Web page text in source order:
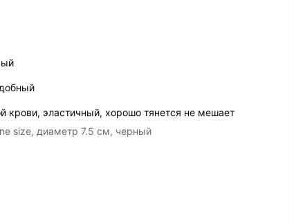
крови, эластичный, хорошо тянется не мешает
size, диаметр 7.5 см, черный